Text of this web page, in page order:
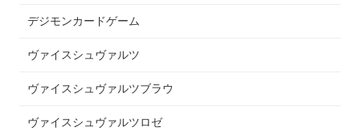
デジモンカードゲーム
ヴァイスシュヴァルツ
ヴァイスシュヴァルツブラウ
ヴァイスシュヴァルツロゼ